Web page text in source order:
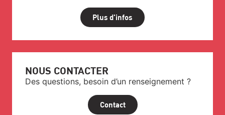
Plus d'infos
NOUS CONTACTER
Des questions, besoin d’un renseignement ?
Contact